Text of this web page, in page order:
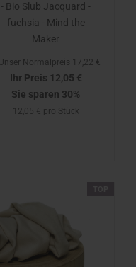
- Bio Slub Jacquard -
fuchsia - Mind the
Maker
Unser Normalpreis 17,22 €
Ihr Preis 12,05 €
Sie sparen 30%
12,05 € pro Stück